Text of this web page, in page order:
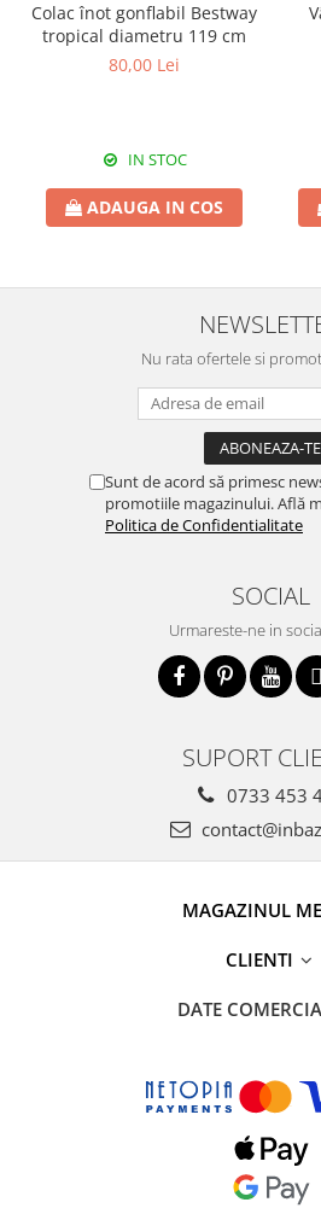
Colac înot gonflabil Bestway
tropical diametru 119 cm
80,00 Lei
IN STOC
ADAUGA IN COS
Nu rata ofertele si
Sunt de acord să primesc
promotiile magazinului. Află
Politica de Confidentialitate
SOCIAL
Urmareste-ne in
SUPORT
0733 453
MAGAZINUL
CLIENTI
DATE